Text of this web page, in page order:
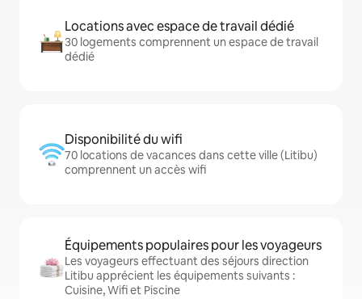
Locations avec espace de travail dédié
30 logements comprennent un espace de travail
dédié
Disponibilité du wifi
70 locations de vacances dans cette ville (Litibu)
comprennent un accès wifi
Équipements populaires pour les voyageurs
Les voyageurs effectuant des séjours direction
Litibu apprécient les équipements suivants :
Cuisine, Wifi et Piscine